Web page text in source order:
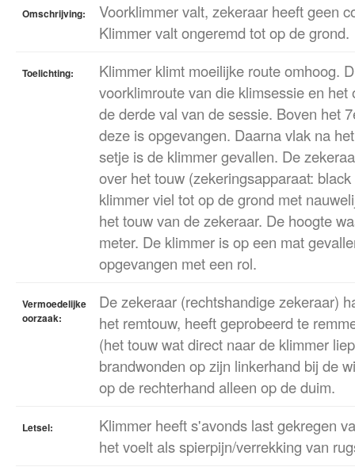
Omschrijving:
Voorklimmer valt, zekeraar heeft geen
Klimmer valt ongeremd tot op de grond.
Toelichting:
Klimmer klimt moeilijke route omhoog.
voorklimroute van die klimsessie en het
de derde val van de sessie. Boven het
deze is opgevangen. Daarna vlak na
setje is de klimmer gevallen. De
over het touw (zekeringsapparaat:
klimmer viel tot op de grond met
het touw van de zekeraar. De hoogte
meter. De klimmer is op een mat
opgevangen met een rol.
Vermoedelijke
oorzaak:
De zekeraar (rechtshandige zekeraar)
het remtouw, heeft geprobeerd te
(het touw wat direct naar de klimmer
brandwonden op zijn linkerhand bij de
op de rechterhand alleen op de duim.
Letsel:
Klimmer heeft s'avonds last gekregen
het voelt als spierpijn/verrekking van